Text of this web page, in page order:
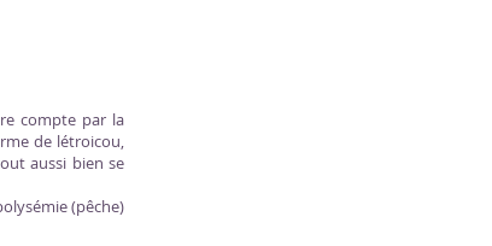
compte par la
de létroicou,
aussi bien se
(pêche)